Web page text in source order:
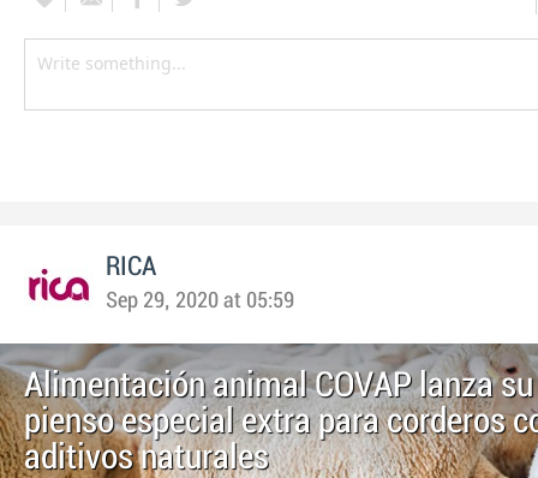
RICA
Sep 29, 2020 at 05:59
Alimentación animal COVAP lanza
pienso especial extra para corderos
aditivos naturales